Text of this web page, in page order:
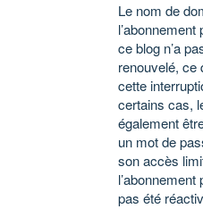
Le nom de
ce blog n’a
renouvelé, ce
cette
certains cas,
également
un mot de
son accès
l’abonnement
pas été